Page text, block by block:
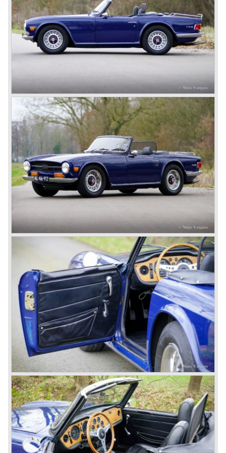
Triumph back on wheels again. They build the Triumph
1800 based on a Standard chassis and equipped with the
1800 engine they delivered to S.S. Cars. The 1800 came
onto the market in 1946. There where two models, the 18T
Saloon and the 18 TR Roadster. The Triumph 1800 TR
roadster was not quite the sports car John Black expected
2000TR(A).
In the year 1948 Jaguar Cars (just like Standard-Triumph
located in Coventry) astonished the entire automobile
industry with the Jaguar XK 120. This very slick sports car
with it's all enveloping body must have been inspired by
the prewar BMW racing cars... but the XK 120 was for
road use, it topped 120 miles per hour and it was far more
affordable than other exotic cars like the Ferrari and Aston
Martin.
John Black decided that he had to follow a new road with
the Triumph sports car too.
After world war two many US soldiers took small British
MG sports cars home. The American market did not know
this kind of sports car and the beginning of a hype started.
between MG and Jaguar.
The first prototype was presented in 1952 the 20 TS later
to be known as TR 1. The 20 TS was not good enough
and was evaluated. the result was the Triumph TR 2 which
was presented in 1953. This no-nonsense sports car
topped 100 miles per hour, the car was very robust and
had its own characteristic looks. The TR 2 was an
immediate success in Europe and in the United States.
The year 1955 saw the introduction of the Triumph TR 3 ,
the first production car with factory fitted disc brakes at
front. The TR 2 design was slightly changed, Triumph
introduced a new radiator grille.
In the year 1957 the Triumph TR3a was presented. Again
Triumph changed the grille (wider, covering the entire width
of the car). Also the headlamps were placed a little
backwards and door handles were fitted. Very short after
the introduction of the TR 3a the Triumph TR 3b was
introduced, the only change was the larger cylinder
capacity of the engine.
Triumph hired the successful Italian designer Michelotti in
the fifties of the nineteenth century to design a compact
family car, the Triumph Herald. In this period the board of
directors were fed up with the stubborn and unpredictable
behavior of Sir John Black; they sacked him. John Black's
assistant Allick Dick took his place. Allick Dick was